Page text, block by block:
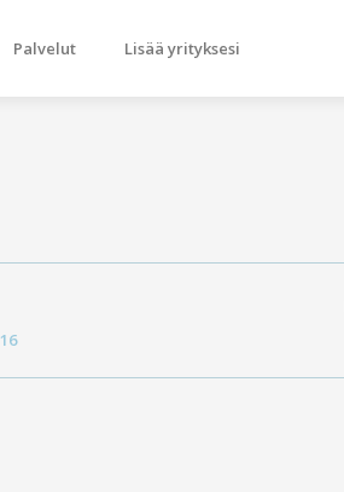
Palvelut Lisää yrityksesi
16